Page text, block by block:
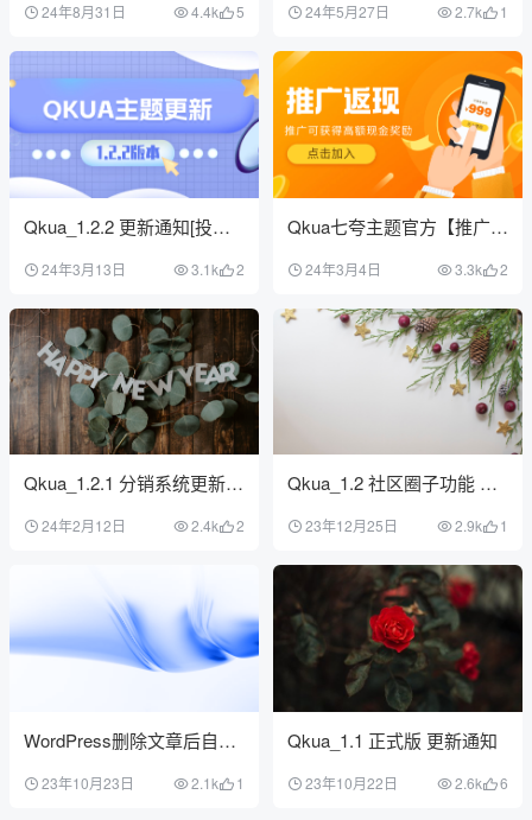
24年8月31日 4.4k 5 24年5月27日 2.7k 1
Qkua_1.2.2 更新通知[投诉
24年3月13日 3.1k 2
Qkua七夸主题官方【推广返
获得高额现金奖励
24年3月4日 3.3k 2
Qkua_1.2.1 分销系统更新通
24年2月12日 2.4k 2
Qkua_1.2 社区圈子功能 更
23年12月25日 2.9k 1
WordPress删除文章后自动
23年10月23日 2.1k 1
Qkua_1.1 正式版 更新通知
23年10月22日 2.6k 6